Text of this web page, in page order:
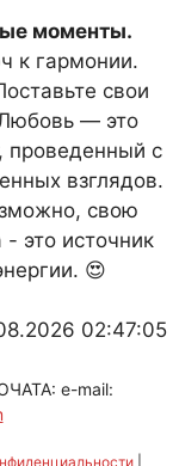
моменты.
к гармонии.
свои
Любовь — это
проведенный с
взглядов.
свою
это источник
😍
02:47:05
e-mail:
|